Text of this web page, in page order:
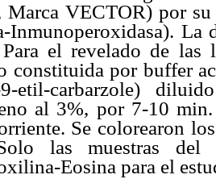
Marca VECTOR) por
Inmunoperoxidasa). La
Para el revelado de las
constituida por buffer
9-etil-carbarzole)
al 3%, por 7-10
Se colorearon
las muestras
Eosina para el